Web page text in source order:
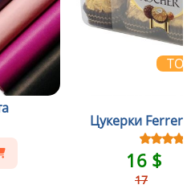
Цукерки
16 $
17